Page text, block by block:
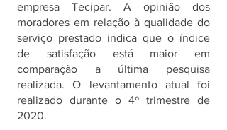
empresa Tecipar. A opinião dos
moradores em relação à qualidade do
serviço prestado indica que o índice
de satisfação está maior em
comparação a última pesquisa
realizada. O levantamento atual foi
realizado durante o 4º trimestre de
2020.